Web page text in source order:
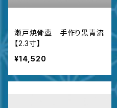
瀬戸焼骨壺 手作り黒青流
【2.3寸】
¥14,520